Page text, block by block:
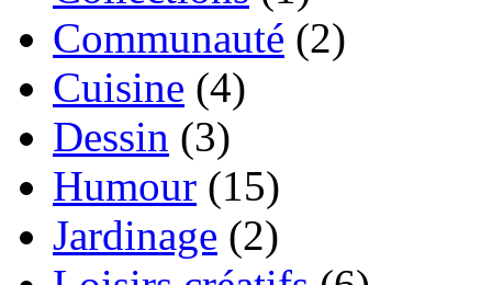
Communauté (2)
Cuisine (4)
Dessin (3)
Humour (15)
Jardinage (2)